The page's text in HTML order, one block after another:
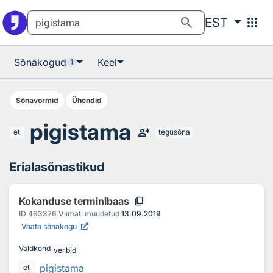
search EST apps
Sõnakogud 1 Keel
Sõnavormid Ühendid
et pigistama record_voice_over tegusõna
Erialasõnastikud
Kokanduse terminibaas content_copy
ID 463376 Viimati muudetud 13.09.2019
Vaata sõnakogu
Valdkond verbid
et
pigistama